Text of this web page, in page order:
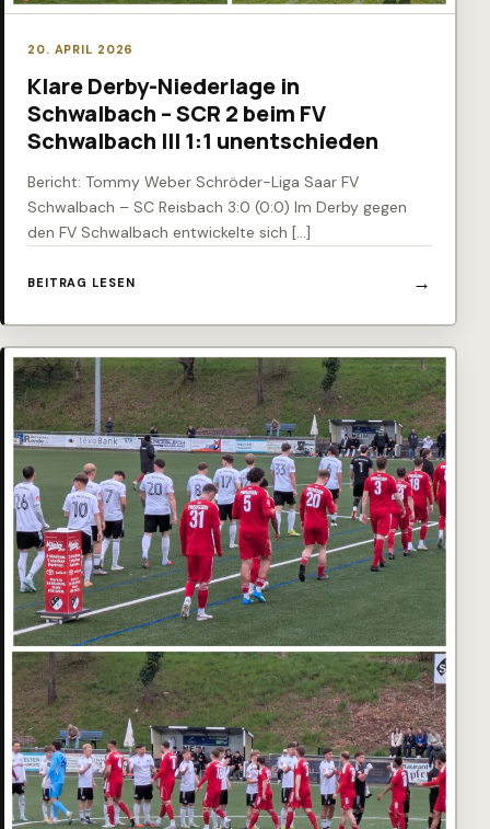
20. APRIL 2026
Klare Derby-Niederlage in
Schwalbach – SCR 2 beim FV
Schwalbach III 1:1 unentschieden
Bericht: Tommy Weber Schröder-Liga Saar FV
Schwalbach – SC Reisbach 3:0 (0:0) Im Derby gegen
den FV Schwalbach entwickelte sich […]
BEITRAG LESEN